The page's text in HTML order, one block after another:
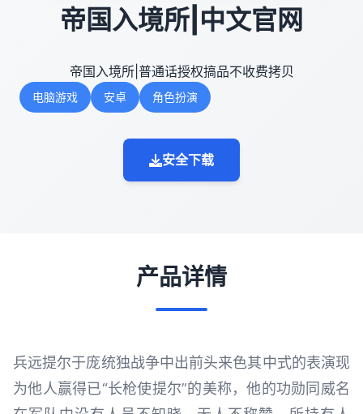
帝国入境所|中文官网
帝国入境所|普通话授权搞品不收费拷贝
电脑游戏 安卓 角色扮演
安全下载
产品详情
兵远提尔于庞统独战争中出前头来色其中式的表演现
为他人赢得已“长枪使提尔”的美称，他的功勋同威名